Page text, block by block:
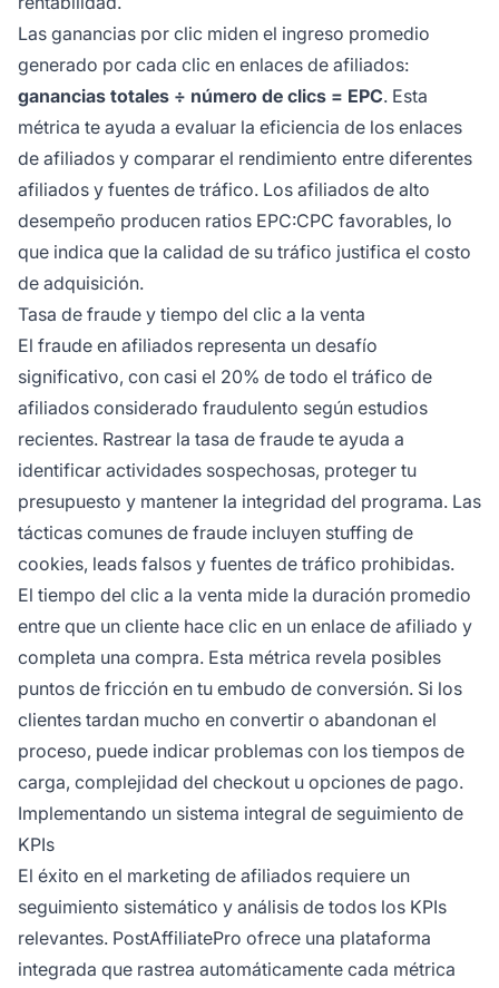
Las ganancias por clic miden el ingreso promedio
generado por cada clic en enlaces de afiliados:
ganancias totales ÷ número de clics = EPC. Esta
métrica te ayuda a evaluar la eficiencia de los enlaces
de afiliados y comparar el rendimiento entre diferentes
afiliados y fuentes de tráfico. Los afiliados de alto
desempeño producen ratios EPC:CPC favorables, lo
que indica que la calidad de su tráfico justifica el costo
de adquisición.
Tasa de fraude y tiempo del clic a la venta
El fraude en afiliados representa un desafío
significativo, con casi el 20% de todo el tráfico de
afiliados considerado fraudulento según estudios
recientes. Rastrear la tasa de fraude te ayuda a
identificar actividades sospechosas, proteger tu
presupuesto y mantener la integridad del programa. Las
tácticas comunes de fraude incluyen stuffing de
cookies, leads falsos y fuentes de tráfico prohibidas.
El tiempo del clic a la venta mide la duración promedio
entre que un cliente hace clic en un enlace de afiliado y
completa una compra. Esta métrica revela posibles
puntos de fricción en tu embudo de conversión. Si los
clientes tardan mucho en convertir o abandonan el
proceso, puede indicar problemas con los tiempos de
carga, complejidad del checkout u opciones de pago.
Implementando un sistema integral de seguimiento de
KPIs
El éxito en el marketing de afiliados requiere un
seguimiento sistemático y análisis de todos los KPIs
relevantes. PostAffiliatePro ofrece una plataforma
integrada que rastrea automáticamente cada métrica